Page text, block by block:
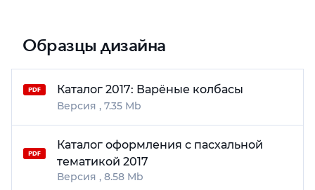
Образцы дизайна
Каталог 2017: Варёные колбасы
7.35 Mb
Каталог оформления с пасхальной
тематикой 2017
8.58 Mb